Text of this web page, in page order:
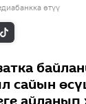
өтүү
сайын